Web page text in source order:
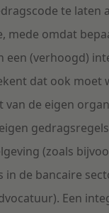
te laten
mede omdat
een (verhoogd)
dat ook moet
van de eigen
(zoals
in de bancaire
Een